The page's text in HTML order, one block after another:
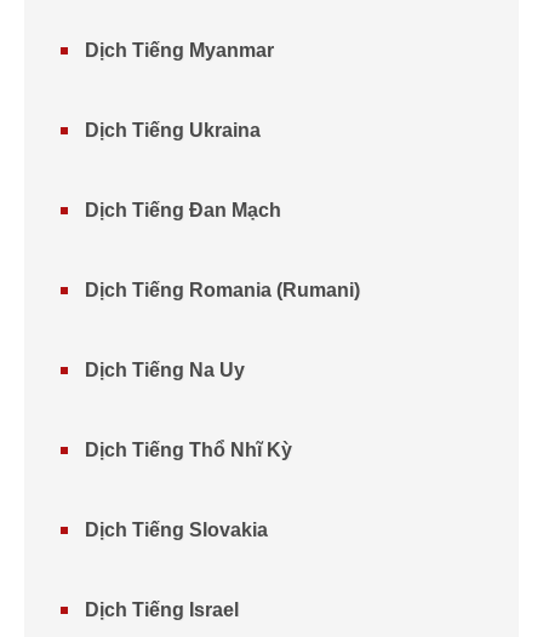
Dịch Tiếng Myanmar
Dịch Tiếng Ukraina
Dịch Tiếng Đan Mạch
Dịch Tiếng Romania (Rumani)
Dịch Tiếng Na Uy
Dịch Tiếng Thổ Nhĩ Kỳ
Dịch Tiếng Slovakia
Dịch Tiếng Israel